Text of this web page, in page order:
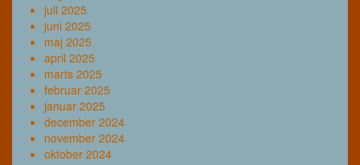
juli 2025
juni 2025
maj 2025
april 2025
marts 2025
februar 2025
januar 2025
december 2024
november 2024
oktober 2024